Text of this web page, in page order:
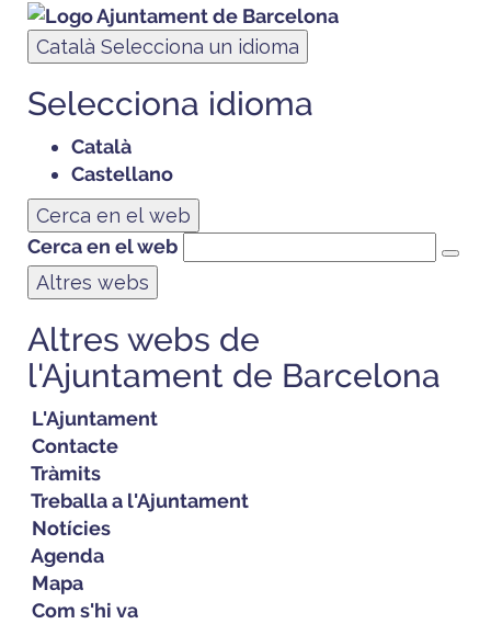
Català Selecciona un idioma
Selecciona idioma
Català
Castellano
Cerca en el web
Cerca en el web
Altres webs
Altres webs de
l'Ajuntament de Barcelona
L'Ajuntament
Contacte
Tràmits
Treballa a l'Ajuntament
Notícies
Agenda
Mapa
Com s'hi va